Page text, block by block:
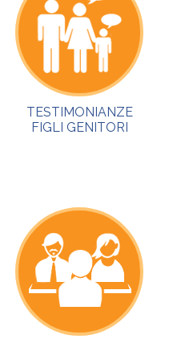
TESTIMONIANZE
FIGLI GENITORI